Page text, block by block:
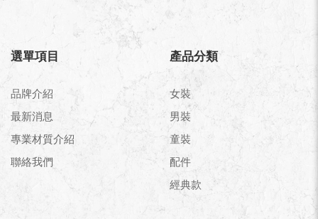
選單項目
品牌介紹
最新消息
專業材質介紹
聯絡我們
產品分類
女裝
男裝
童裝
配件
經典款